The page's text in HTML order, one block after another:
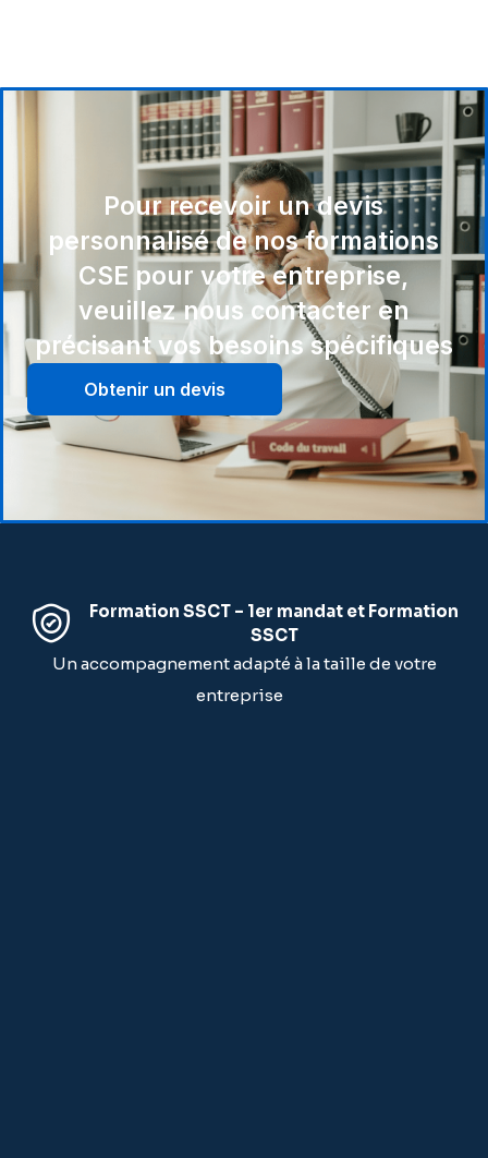
Pour recevoir un devis
personnalisé de nos formations
CSE pour votre entreprise,
veuillez nous contacter en
précisant vos besoins spécifiques
Obtenir un devis
Formation SSCT – 1er mandat et Formation
SSCT
Un accompagnement adapté à la taille de votre
entreprise